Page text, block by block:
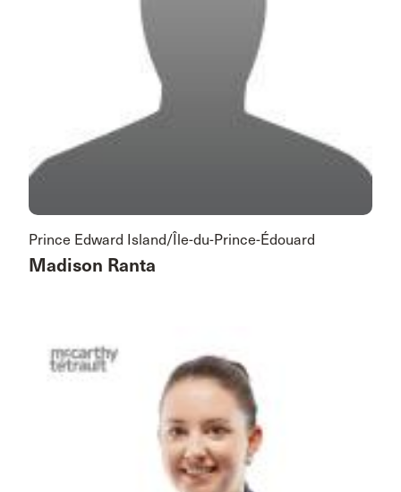
Prince Edward Island/Île-du-Prince-Édouard
Madison Ranta